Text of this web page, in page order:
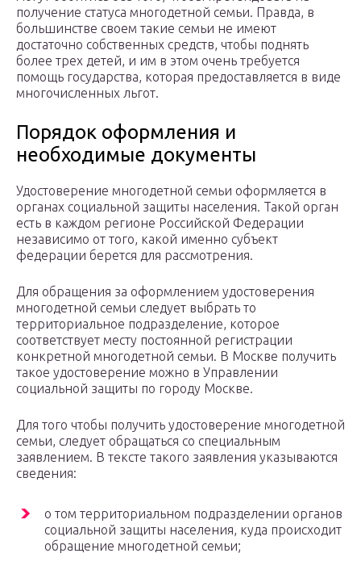
получение статуса многодетной семьи. Правда, в
большинстве своем такие семьи не имеют
достаточно собственных средств, чтобы поднять
более трех детей, и им в этом очень требуется
помощь государства, которая предоставляется в виде
многочисленных льгот.
Порядок оформления и
необходимые документы
Удостоверение многодетной семьи оформляется в
органах социальной защиты населения. Такой орган
есть в каждом регионе Российской Федерации
независимо от того, какой именно субъект
федерации берется для рассмотрения.
Для обращения за оформлением удостоверения
многодетной семьи следует выбрать то
территориальное подразделение, которое
соответствует месту постоянной регистрации
конкретной многодетной семьи. В Москве получить
такое удостоверение можно в Управлении
социальной защиты по городу Москве.
Для того чтобы получить удостоверение многодетной
семьи, следует обращаться со специальным
заявлением. В тексте такого заявления указываются
сведения:
о том территориальном подразделении органов
социальной защиты населения, куда происходит
обращение многодетной семьи;